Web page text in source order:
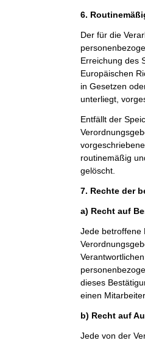
6.
Der für die
Erreichung des
Europäischen
in Gesetzen
unterliegt,
Entfällt der
routinemäßig
gelöscht.
7. Rechte der
a) Recht auf
Jede betroffene
dieses
einen
b) Recht auf
Jede von der